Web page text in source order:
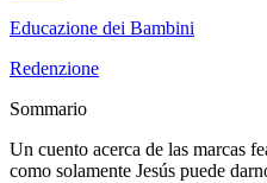
Educazione dei Bambini
Redenzione
Sommario
Un cuento acerca de las marcas
como solamente Jesús puede